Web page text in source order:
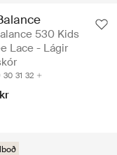
530 Kids
Lace - Lágir
30 31 32